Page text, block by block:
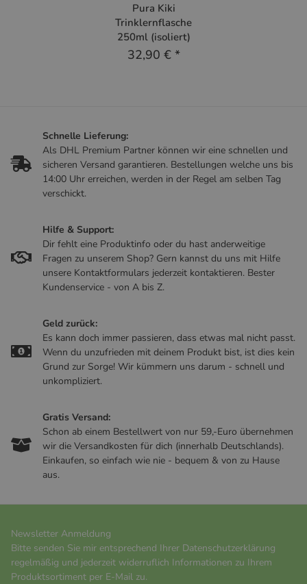
Pura Kiki
Trinklernflasche
250ml (isoliert)
32,90 € *
Schnelle Lieferung:
Als DHL Premium Partner können wir eine schnellen und
sicheren Versand garantieren. Bestellungen welche uns bis
14:00 Uhr erreichen, werden in der Regel am selben Tag
verschickt.
Hilfe & Support:
Dir fehlt eine Produktinfo oder du hast anderweitige
Fragen zu unserem Shop? Gern kannst du uns mit Hilfe
unsere Kontaktformulars jederzeit kontaktieren. Bester
Kundenservice - von A bis Z.
Geld zurück:
Es kann doch immer passieren, dass etwas mal nicht passt.
Wenn du unzufrieden mit deinem Produkt bist, ist dies kein
Grund zur Sorge! Wir kümmern uns darum - schnell und
unkompliziert.
Gratis Versand:
Schon ab einem Bestellwert von nur 59,-Euro übernehmen
wir die Versandkosten für dich (innerhalb Deutschlands).
Einkaufen, so einfach wie nie - bequem & von zu Hause
aus.
Newsletter Anmeldung
Bitte senden Sie mir entsprechend Ihrer Datenschutzerklärung
regelmäßig und jederzeit widerruflich Informationen zu Ihrem
Produktsortiment per E-Mail zu.